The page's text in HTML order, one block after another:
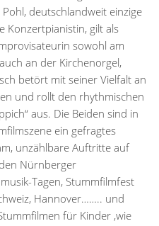
deutschlandweit einzige
Konzertpianistin, gilt als
sowohl am
an der Kirchenorgel,
betört mit seiner Vielfalt an
und rollt den rhythmischen
aus. Die Beiden sind in
ein gefragtes
unzählbare Auftritte auf
Nürnberger
Tagen, Stummfilmfest
Hannover…….. und
für Kinder ,wie